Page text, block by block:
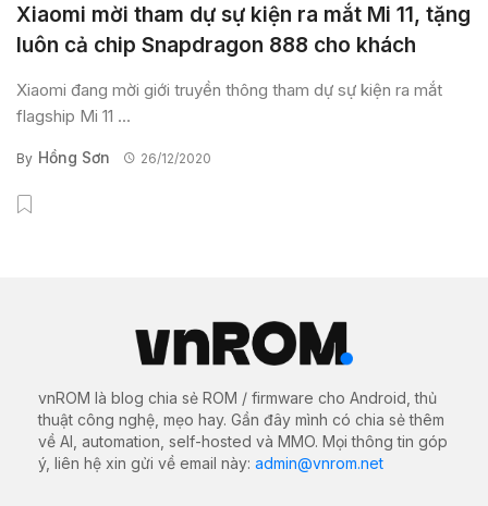
Xiaomi mời tham dự sự kiện ra mắt Mi 11, tặng
luôn cả chip Snapdragon 888 cho khách
Xiaomi đang mời giới truyền thông tham dự sự kiện ra mắt
flagship Mi 11 ...
By Hồng Sơn 26/12/2020
vnROM là blog chia sẻ ROM / firmware cho Android, thủ
thuật công nghệ, mẹo hay. Gần đây mình có chia sẻ thêm
về AI, automation, self-hosted và MMO. Mọi thông tin góp
ý, liên hệ xin gửi về email này: admin@vnrom.net